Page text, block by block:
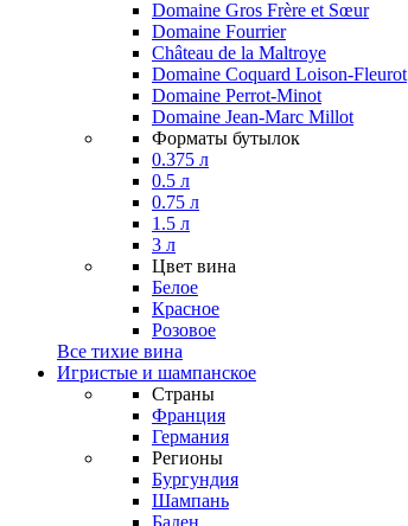
Domaine Gros Frère et Sœur
Domaine Fourrier
Château de la Maltroye
Domaine Coquard Loison-Fleurot
Domaine Perrot-Minot
Domaine Jean-Marc Millot
Форматы бутылок
0.375 л
0.5 л
0.75 л
1.5 л
3 л
Цвет вина
Белое
Красное
Розовое
Все тихие вина
Игристые и шампанское
Страны
Франция
Германия
Регионы
Бургундия
Шампань
Баден